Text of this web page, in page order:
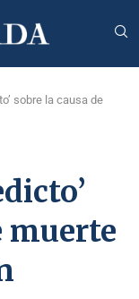
sobre la causa de
muerte